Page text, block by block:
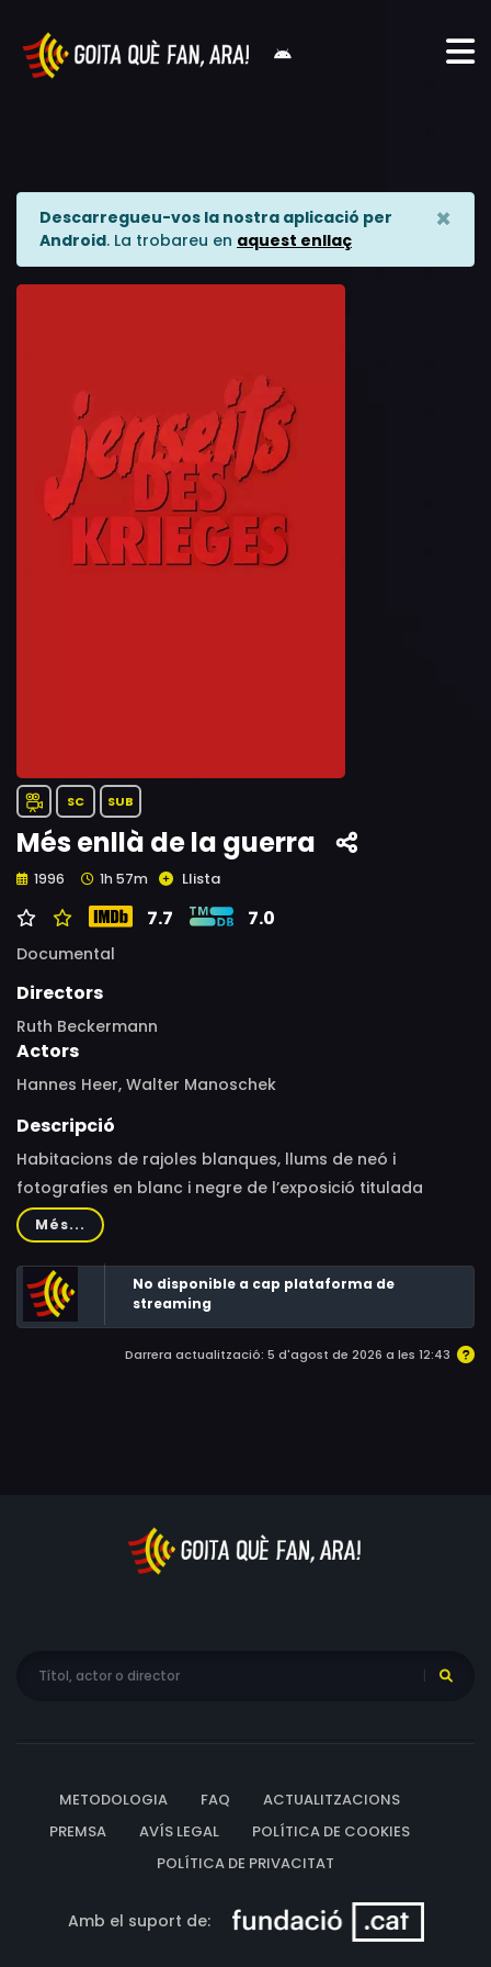
Descarregueu-vos la nostra aplicació per
Android. La trobareu en aquest enllaç
×
SC SUB
Més enllà de la guerra
1996 1h 57m Llista
7.7 7.0
Documental
Directors
Ruth Beckermann
Actors
Hannes Heer, Walter Manoschek
Descripció
Habitacions de rajoles blanques, llums de neó i
fotografies en blanc i negre de l’exposició titulada
“Guerra d’exterminació”, que documenta les atrocitats
comeses per la Wehrmacht al front de l’est. En aquest
marc, Beckermann filma antics soldats parlant de les
seves terribles experiències.
Més...
No disponible a cap plataforma de
streaming
Darrera actualització: 5 d'agost de 2026 a les 12:43
METODOLOGIA FAQ
ACTUALITZACIONS
PREMSA
AVÍS LEGAL
POLÍTICA DE COOKIES
POLÍTICA DE PRIVACITAT
Amb el suport de: